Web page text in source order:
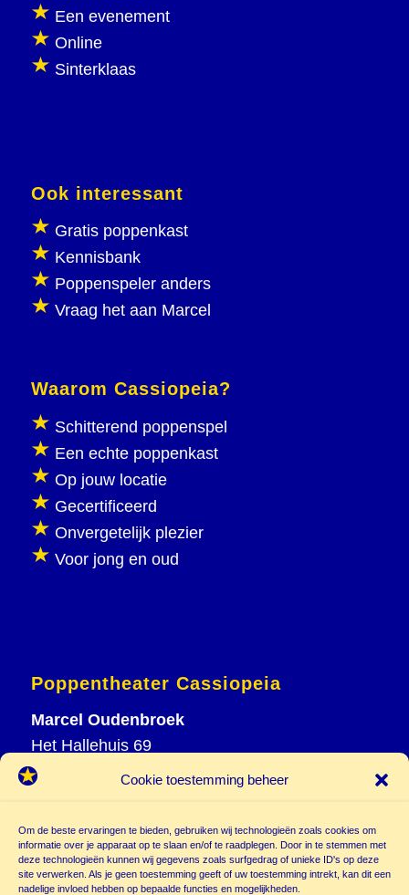
Cookie toestemming beheer
Om de beste ervaringen te bieden, gebruiken wij technologieën zoals cookies om
informatie over je apparaat op te slaan en/of te raadplegen. Door in te stemmen met
deze technologieën kunnen wij gegevens zoals surfgedrag of unieke ID's op deze
site verwerken. Als je geen toestemming geeft of uw toestemming intrekt, kan dit een
nadelige invloed hebben op bepaalde functies en mogelijkheden.
Een evenement
Online
Sinterklaas
Ook interessant
Gratis poppenkast
Kennisbank
Poppenspeler anders
Vraag het aan Marcel
Waarom Cassiopeia?
Schitterend poppenspel
Een echte poppenkast
Op jouw locatie
Gecertificeerd
Onvergetelijk plezier
Voor jong en oud
Poppentheater Cassiopeia
Marcel Oudenbroek
Het Hallehuis 69
3823 VH Amersfoort
M 06 20 26 94 61
info@
poppentheatercassiopeia.nl